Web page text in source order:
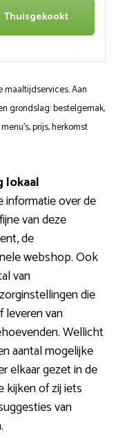
Thuisgekookt
Aan
grondslag: bestelgemak,
prijs, herkomst
lokaal
informatie over de
van deze
de
webshop. Ook
van
die
van
Wellicht
aantal mogelijke
elkaar gezet in de
kijken of zij iets
van